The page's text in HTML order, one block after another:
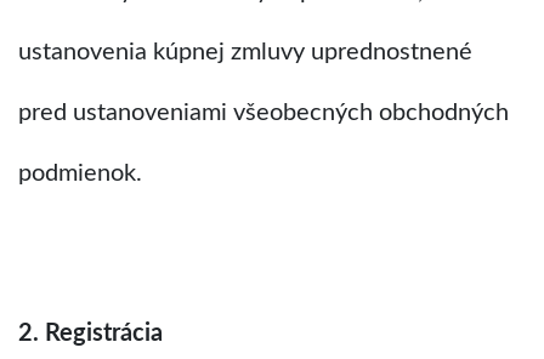
ustanovenia kúpnej zmluvy uprednostnené
pred ustanoveniami všeobecných obchodných
podmienok.
2. Registrácia